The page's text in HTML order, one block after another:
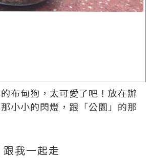
布甸狗，太可愛了吧！放在辦
小小的閃燈，跟「公園」的那
我一起走